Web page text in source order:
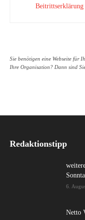
Beitrittserklärung
Sie benötigen eine Webseite für
Ihre Organisation? Dann sind
Redaktionstipp
6.
Netto